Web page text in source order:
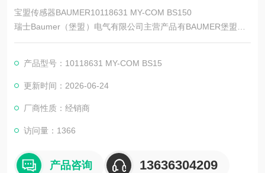
宝盟传感器BAUMER10118631 MY-COM BS150
瑞士Baumer（堡盟）电气有限公司主营产品有BAUMER堡盟、B
AUMER编码器、BAUMER传感器、BAUMER控制器、BAUMER
ER光电开关、BAUMER限位开关、宝盟传感器
产品型号：10118631 MY-COM BS15
更新时间：2026-06-24
厂商性质：经销商
访问量：1366
产品咨询 13636304209